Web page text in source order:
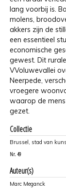
lang voorbij is.
molens,
akkers zijn de
een essentieel
economische
gewest. Dit
VVoluwevallei
Neerpede,
vroegere
waarop de
gezet.
Collectie
Brussel, stad van
Nr. 49
Auteur(s)
Marc Meganck